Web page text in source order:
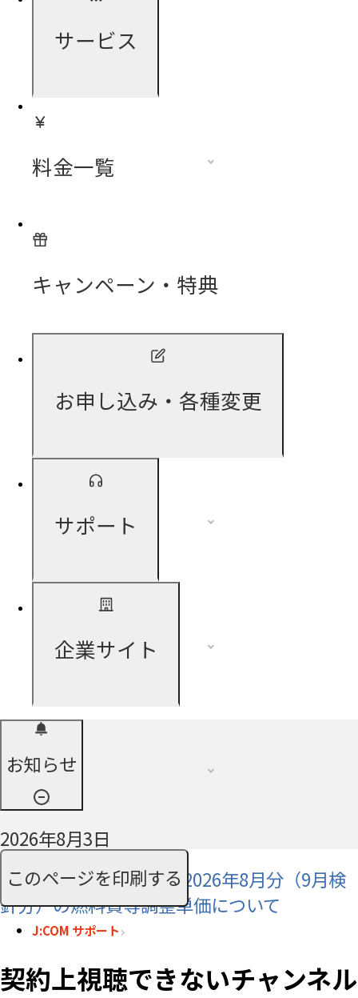
サービス
料金一覧
キャンペーン・特典
お申し込み・各種変更
サポート
企業サイト
お知らせ
2026年8月3日
【J:COMでんき/電力】2026年8月分（9月検
針分）の燃料費等調整単価について
このページを印刷する
J:COM サポート
契約上視聴できないチャンネ